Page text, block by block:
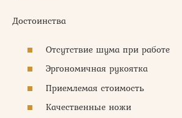
Достоинства
Отсутствие шума при работе
Эргономичная рукоятка
Приемлемая стоимость
Качественные ножи